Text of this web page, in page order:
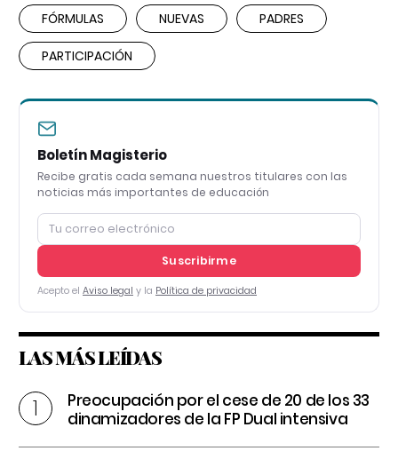
FÓRMULAS NUEVAS PADRES
PARTICIPACIÓN
Boletín Magisterio
Recibe gratis cada semana nuestros titulares con las
noticias más importantes de educación
Suscribirme
Acepto el Aviso legal y la Política de privacidad
LAS MÁS LEÍDAS
Preocupación por el cese de 20 de los 33
dinamizadores de la FP Dual intensiva